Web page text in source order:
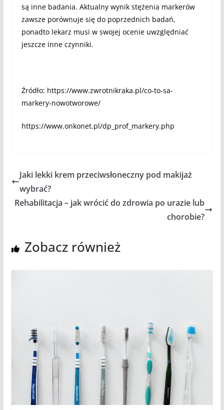
są inne badania. Aktualny wynik stężenia markerów
zawsze porównuje się do poprzednich badań,
ponadto lekarz musi w swojej ocenie uwzględniać
jeszcze inne czynniki.
Źródło: https://www.zwrotnikraka.pl/co-to-sa-
markery-nowotworowe/
https://www.onkonet.pl/dp_prof_markery.php
Jaki lekki krem przeciwsłoneczny pod makijaż
wybrać?
Rehabilitacja – jak wrócić do zdrowia po urazie lub
chorobie?
Zobacz również